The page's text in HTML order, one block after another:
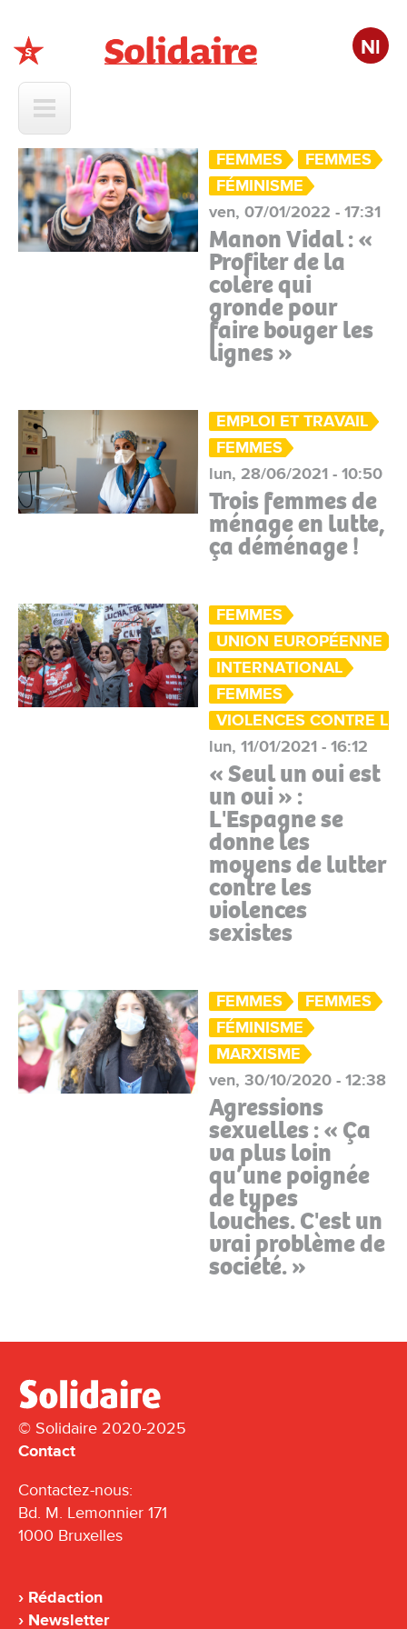
Nl
FEMMES
FEMMES
FÉMINISME
ven, 07/01/2022 - 17:31
Manon Vidal : «
Profiter de la
colère qui
gronde pour
faire bouger les
lignes »
EMPLOI ET TRAVAIL
FEMMES
lun, 28/06/2021 - 10:50
Trois femmes de
ménage en lutte,
ça déménage !
FEMMES
UNION EUROPÉENNE
INTERNATIONAL
FEMMES
VIOLENCES CONTRE
lun, 11/01/2021 - 16:12
« Seul un oui est
un oui » :
L'Espagne se
donne les
moyens de lutter
contre les
violences
sexistes
FEMMES
FEMMES
FÉMINISME
MARXISME
ven, 30/10/2020 - 12:38
Agressions
sexuelles : « Ça
va plus loin
qu’une poignée
de types
louches. C'est un
vrai problème de
société. »
© Solidaire 2020-2025
Contact
Contactez-nous:
Bd. M. Lemonnier 171
1000 Bruxelles
Rédaction
Newsletter